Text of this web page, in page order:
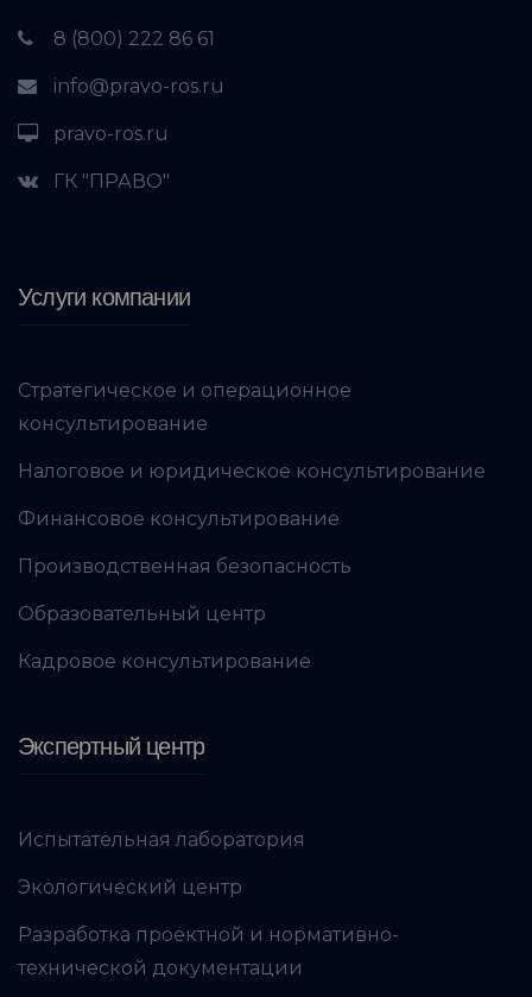
8 (800) 222 86 61
info@pravo-ros.ru
pravo-ros.ru
ГК "ПРАВО"
Услуги компании
Стратегическое и операционное
консультирование
Налоговое и юридическое консультирование
Финансовое консультирование
Производственная безопасность
Образовательный центр
Кадровое консультирование
Экспертный центр
Испытательная лаборатория
Экологический центр
Разработка проектной и нормативно-
технической документации